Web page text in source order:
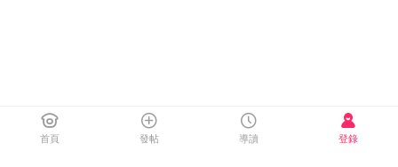
首頁 發帖 導讀 登錄